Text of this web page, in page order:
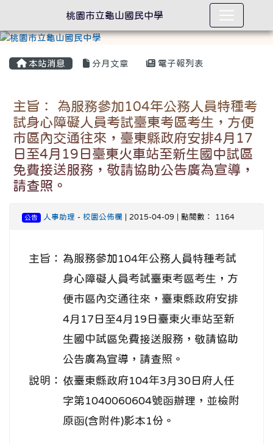
本站消息 分月文章 電子報列表
主旨： 為服務參加104年公務人員特種考
試身心障礙人員考試臺東考區考生，方便
市區內交通往來，臺東縣政府安排4月17
日至4月19日臺東火車站至新生國中試區
免費接送服務，敬請協助公告廣為宣導，
請查照。
公告 人事助理 - 校園公佈欄 | 2015-04-09 | 點閱數： 1164
主旨： 為服務參加104年公務人員特種考試
身心障礙人員考試臺東考區考生，方
便市區內交通往來，臺東縣政府安排
4月17日至4月19日臺東火車站至新
生國中試區免費接送服務，敬請協助
公告廣為宣導，請查照。
說明： 依臺東縣政府104年3月30日府人任
字第1040060604號函辦理，並檢附
原函(含附件)影本1份。
桃園市立龜山國民中學